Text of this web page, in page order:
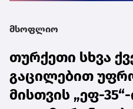
მსოფლიო
თურქეთი სხვა
გაცილებით
მისთვის „ეფ-